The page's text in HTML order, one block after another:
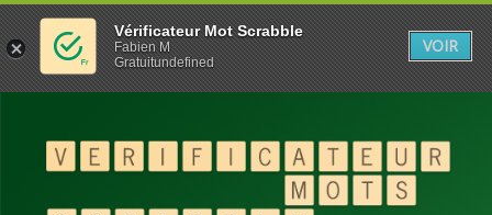
Vérificateur Mot Scrabble
Fabien M
Gratuitundefined
VOIR